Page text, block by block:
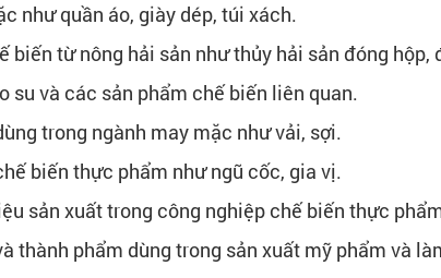
như quần áo, giày dép, túi xách.
biến từ nông hải sản như thủy hải sản đóng hộp,
su và các sản phẩm chế biến liên quan.
trong ngành may mặc như vải, sợi.
biến thực phẩm như ngũ cốc, gia vị.
sản xuất trong công nghiệp chế biến thực
thành phẩm dùng trong sản xuất mỹ phẩm và